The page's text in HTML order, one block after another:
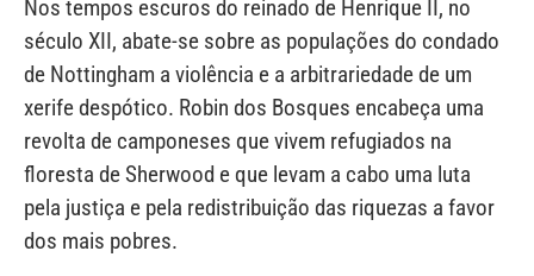
Nos tempos escuros do reinado de Henrique II, no
século XII, abate-se sobre as populações do condado
de Nottingham a violência e a arbitrariedade de um
xerife despótico. Robin dos Bosques encabeça uma
revolta de camponeses que vivem refugiados na
floresta de Sherwood e que levam a cabo uma luta
pela justiça e pela redistribuição das riquezas a favor
dos mais pobres.